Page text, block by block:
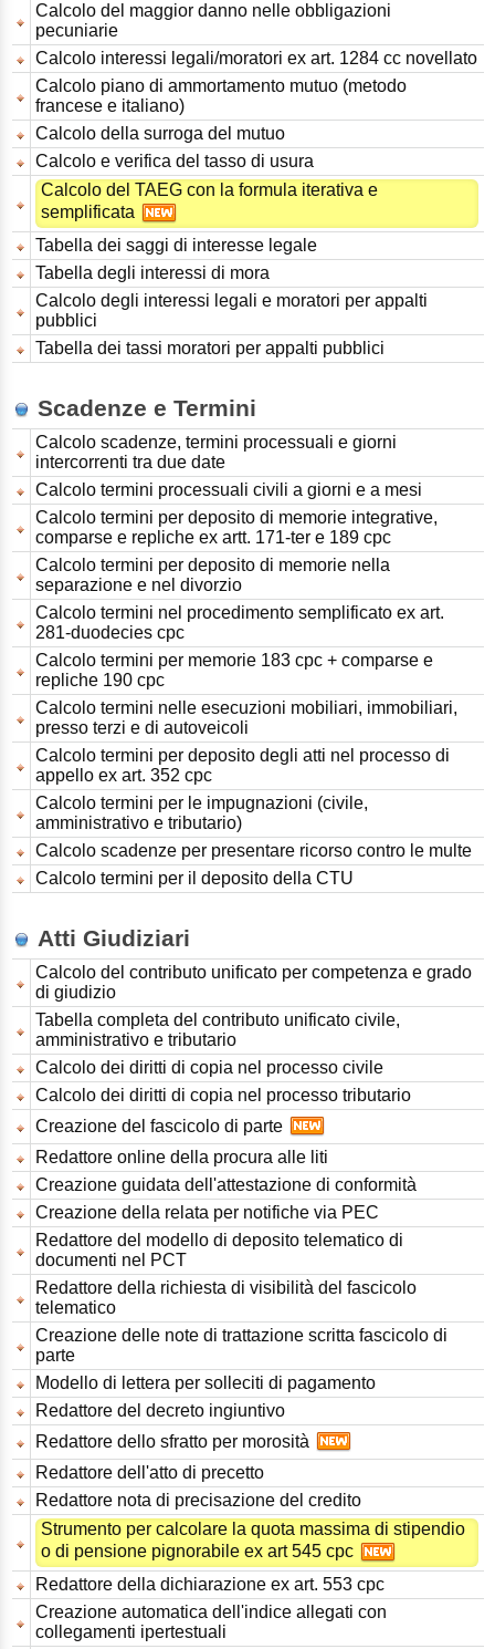
Calcolo del maggior danno nelle obbligazioni
pecuniarie
Calcolo interessi legali/moratori ex art. 1284 cc novellato
Calcolo piano di ammortamento mutuo (metodo
francese e italiano)
Calcolo della surroga del mutuo
Calcolo e verifica del tasso di usura
Calcolo del TAEG con la formula iterativa e
semplificata
Tabella dei saggi di interesse legale
Tabella degli interessi di mora
Calcolo degli interessi legali e moratori per appalti
pubblici
Tabella dei tassi moratori per appalti pubblici
Scadenze e Termini
Calcolo scadenze, termini processuali e giorni
intercorrenti tra due date
Calcolo termini processuali civili a giorni e a mesi
Calcolo termini per deposito di memorie integrative,
comparse e repliche ex artt. 171-ter e 189 cpc
Calcolo termini per deposito di memorie nella
separazione e nel divorzio
Calcolo termini nel procedimento semplificato ex art.
281-duodecies cpc
Calcolo termini per memorie 183 cpc + comparse e
repliche 190 cpc
Calcolo termini nelle esecuzioni mobiliari, immobiliari,
presso terzi e di autoveicoli
Calcolo termini per deposito degli atti nel processo di
appello ex art. 352 cpc
Calcolo termini per le impugnazioni (civile,
amministrativo e tributario)
Calcolo scadenze per presentare ricorso contro le multe
Calcolo termini per il deposito della CTU
Atti Giudiziari
Calcolo del contributo unificato per competenza e grado
di giudizio
Tabella completa del contributo unificato civile,
amministrativo e tributario
Calcolo dei diritti di copia nel processo civile
Calcolo dei diritti di copia nel processo tributario
Creazione del fascicolo di parte
Redattore online della procura alle liti
Creazione guidata dell'attestazione di conformità
Creazione della relata per notifiche via PEC
Redattore del modello di deposito telematico di
documenti nel PCT
Redattore della richiesta di visibilità del fascicolo
telematico
Creazione delle note di trattazione scritta fascicolo di
parte
Modello di lettera per solleciti di pagamento
Redattore del decreto ingiuntivo
Redattore dello sfratto per morosità
Redattore dell'atto di precetto
Redattore nota di precisazione del credito
Strumento per calcolare la quota massima di stipendio
o di pensione pignorabile ex art 545 cpc
Redattore della dichiarazione ex art. 553 cpc
Creazione automatica dell'indice allegati con
collegamenti ipertestuali